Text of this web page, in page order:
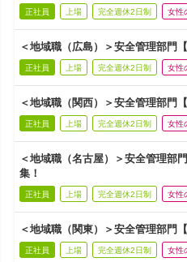
正社員 上場 完全週休2日制 女性
＜地域職（広島）＞安全管理部門
正社員 上場 完全週休2日制 女性
＜地域職（関西）＞安全管理部門
正社員 上場 完全週休2日制 女性
＜地域職（名古屋）＞安全管理部
集！
正社員 上場 完全週休2日制 女性
＜地域職（関東）＞安全管理部門
正社員 上場 完全週休2日制 女性